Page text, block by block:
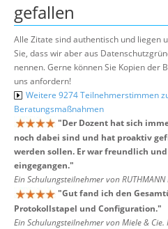
gefallen
Alle Zitate sind authentisch und liegen
Sie, dass wir aber aus
nennen. Gerne können Sie Kopien der
uns anfordern!
Weitere 9274 Teilnehmerstimmen
Beratungsmaßnahmen
"Der Dozent hat sich
noch dabei sind und hat proaktiv
werden sollen. Er war freundlich
eingegangen."
Ein Schulungsteilnehmer von
"Gut fand ich den
Protokollstapel und Configuration."
Ein Schulungsteilnehmer von Miele &